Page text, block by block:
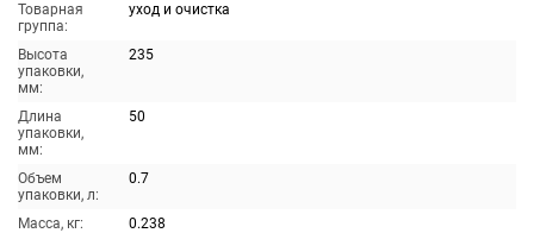
Товарная
группа:
уход и очистка
Высота
упаковки,
мм:
235
Длина
упаковки,
мм:
50
Объем
упаковки, л:
0.7
Масса, кг:
0.238